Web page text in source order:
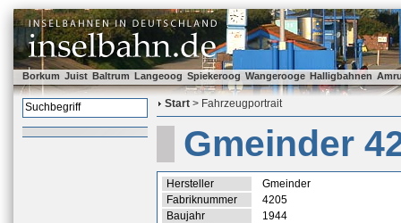
Borkum Juist Baltrum Langeoog Spiekeroog Wangerooge Halligbahnen
Start > Fahrzeugportrait
Gmeinder
Hersteller
Gmeinder
Fabriknummer
4205
Baujahr
1944